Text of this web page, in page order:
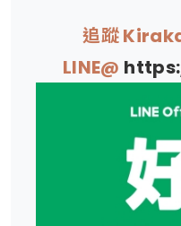
追蹤
LINE@